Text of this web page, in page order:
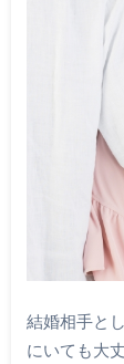
結婚相手と
にいても大